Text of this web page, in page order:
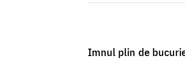
Imnul plin de